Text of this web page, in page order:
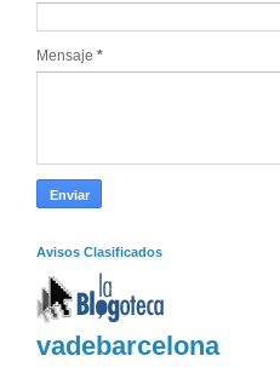
Mensaje *
Avisos Clasificados
vadebarcelona